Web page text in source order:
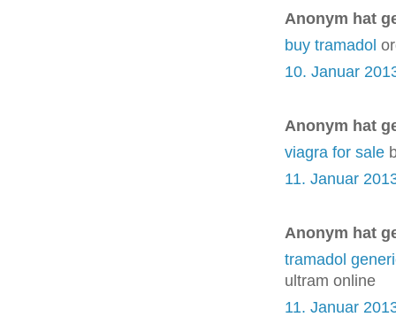
Anonym hat
buy tramadol
10. Januar
Anonym hat
viagra for sale
11. Januar
Anonym hat
tramadol
ultram online
11. Januar